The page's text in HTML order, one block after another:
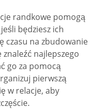
randkowe pomogą
będziesz ich
czasu na zbudowanie
najlepszego
go za pomocą
pierwszą
w relacje, aby